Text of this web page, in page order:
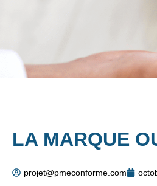
LA MARQUE
projet@pmeconforme.com